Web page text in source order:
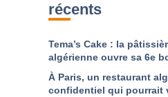
récents
Tema’s Cake : la
algérienne ouvre sa 6e
À Paris, un restaurant
confidentiel qui pourrait